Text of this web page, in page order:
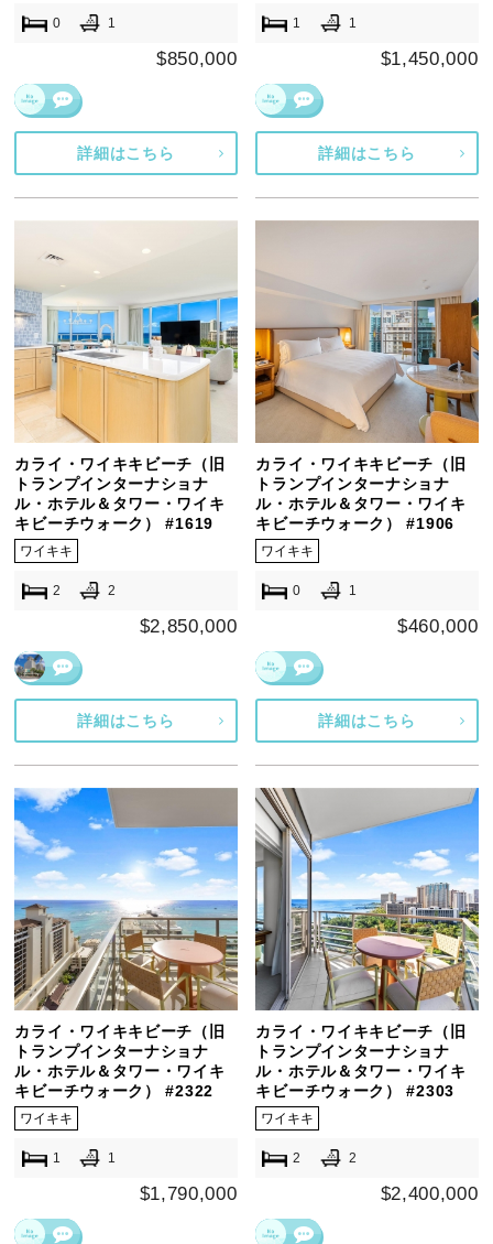
0 1
$850,000
詳細はこちら
1 1
$1,450,000
詳細はこちら
カライ・ワイキキビーチ（旧
トランプインターナショナ
ル・ホテル＆タワー・ワイキ
キビーチウォーク） #1619
ワイキキ
2 2
$2,850,000
詳細はこちら
カライ・ワイキキビーチ（旧
トランプインターナショナ
ル・ホテル＆タワー・ワイキ
キビーチウォーク） #1906
ワイキキ
0 1
$460,000
詳細はこちら
カライ・ワイキキビーチ（旧
トランプインターナショナ
ル・ホテル＆タワー・ワイキ
キビーチウォーク） #2322
ワイキキ
1 1
$1,790,000
カライ・ワイキキビーチ（旧
トランプインターナショナ
ル・ホテル＆タワー・ワイキ
キビーチウォーク） #2303
ワイキキ
2 2
$2,400,000